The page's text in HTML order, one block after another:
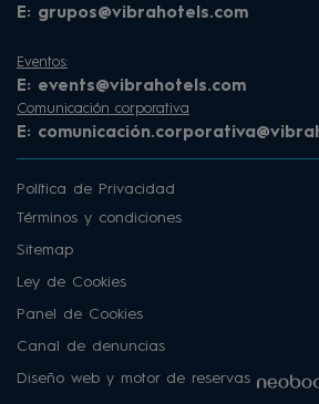
E: grupos@vibrahotels.com
Eventos:
E: events@vibrahotels.com
Comunicación corporativa
E:
Política de Privacidad
Términos y condiciones
Sitemap
Ley de Cookies
Panel de Cookies
Canal de denuncias
Diseño web y motor de reservas